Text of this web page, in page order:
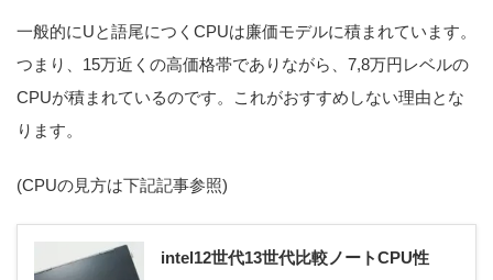
一般的にUと語尾につくCPUは廉価モデルに積まれています。
つまり、15万近くの高価格帯でありながら、7,8万円レベルの
CPUが積まれているのです。これがおすすめしない理由とな
ります。
(CPUの見方は下記記事参照)
intel12世代13世代比較ノートCPU性